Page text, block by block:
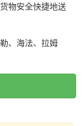
物安全快捷地送
、海法、拉姆